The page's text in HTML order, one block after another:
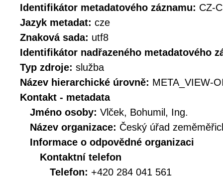
Identifikátor metadatového záznamu: CZ-
Jazyk metadat: cze
Znaková sada: utf8
Identifikátor nadřazeného metadatového
Typ zdroje: služba
Název hierarchické úrovně: META_VIEW-
Kontakt - metadata
Jméno osoby: Vlček, Bohumil, Ing.
Název organizace: Český úřad
Informace o odpovědné organizaci
Kontaktní telefon
Telefon: +420 284 041 561